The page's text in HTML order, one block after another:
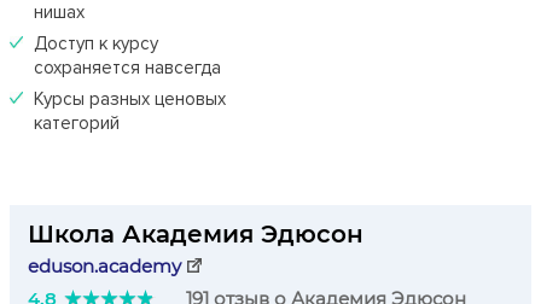
нишах
Доступ к курсу
сохраняется навсегда
Курсы разных ценовых
категорий
Школа Академия Эдюсон
eduson.academy
4.8
191 отзыв о Академия Эдюсон